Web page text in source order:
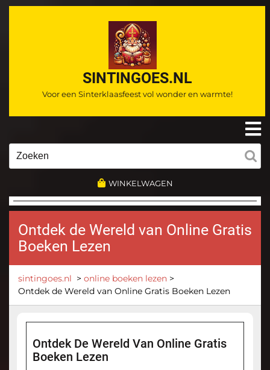
Ga
SINTINGOES.NL
Voor een Sinterklaasfeest vol wonder en warmte!
WINKELWAGEN
Ontdek de Wereld van Online Gratis
Boeken Lezen
sintingoes.nl > online boeken lezen >
Ontdek de Wereld van Online Gratis Boeken Lezen
Ontdek De Wereld Van Online Gratis
Boeken Lezen